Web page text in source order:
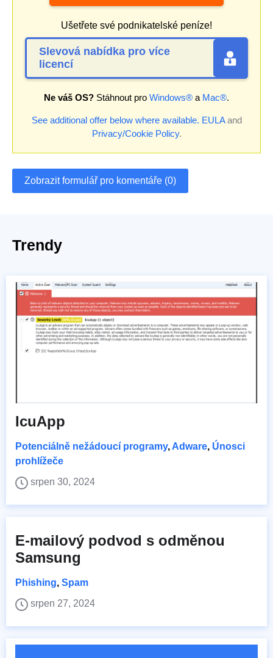
Ušetřete své podnikatelské peníze!
Slevová nabídka pro více
licencí
Ne váš OS? Stáhnout pro Windows® a Mac®.
See additional offer below where available. EULAand
Privacy/Cookie Policy.
Zobrazit formulář pro komentáře (0)
Trendy
IcuApp
Potenciálně nežádoucí programy, Adware, Únosci
prohlížeče
srpen 30, 2024
E-mailový podvod s odměnou
Samsung
Phishing, Spam
srpen 27, 2024